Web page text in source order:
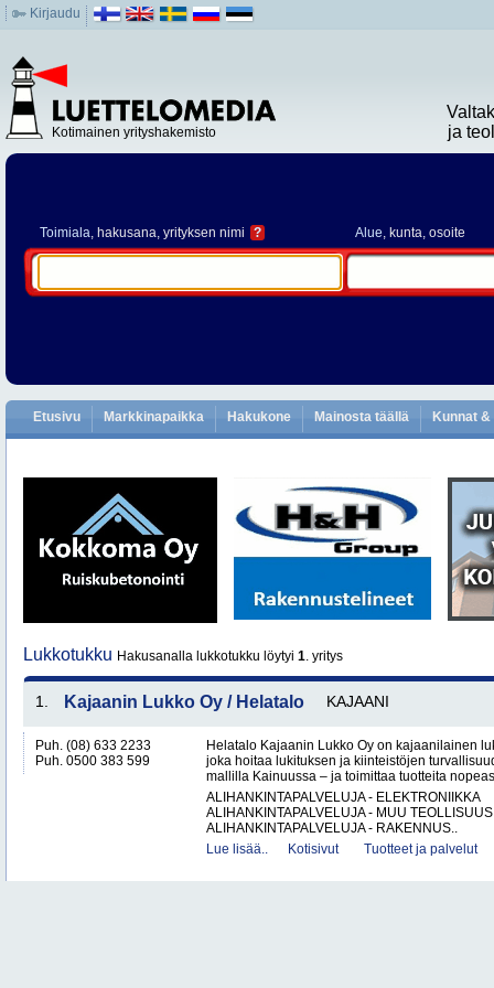
Kirjaudu
Kotimainen yrityshakemisto
ja
Toimiala, hakusana, yrityksen nimi ? Alue, kunta, osoite
Etusivu Markkinapaikka Hakukone Mainosta täällä Kunnat
Lukkotukku Hakusanalla lukkotukku löytyi 1. yritys
1. Kajaanin Lukko Oy / Helatalo KAJAANI
Puh. (08) 633 2233
Puh. 0500 383 599
Helatalo Kajaanin Lukko Oy on kajaanilainen
joka hoitaa lukituksen ja kiinteistöjen
mallilla Kainuussa – ja toimittaa tuotteita
ALIHANKINTAPALVELUJA - ELEKTRONIIKKA
ALIHANKINTAPALVELUJA - MUU TEOLLISUUS
ALIHANKINTAPALVELUJA - RAKENNUS..
Lue lisää..
Kotisivut Tuotteet ja palvelut